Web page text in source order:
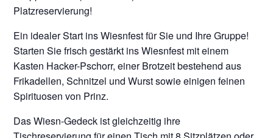
Platzreservierung!
Ein idealer Start ins Wiesnfest für Sie und Ihre Gruppe!
Starten Sie frisch gestärkt ins Wiesnfest mit einem
Kasten Hacker-Pschorr, einer Brotzeit bestehend aus
Frikadellen, Schnitzel und Wurst sowie einigen feinen
Spirituosen von Prinz.
Das Wiesn-Gedeck ist gleichzeitig ihre